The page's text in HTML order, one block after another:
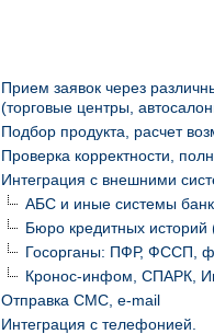
Прием заявок через
(торговые центры,
Подбор продукта, расчет
Проверка корректности,
Интеграция с внешними
АБС и иные системы
Бюро кредитных
Госорганы: ПФР, ФССП,
Кронос-инфом, СПАРК,
Отправка СМС, e-mail
Интеграция с телефонией.